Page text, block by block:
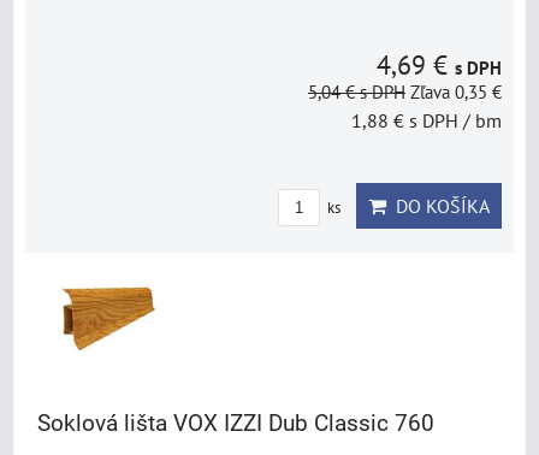
4,69 € s DPH
5,04 €s DPH Zľava 0,35 €
1,88 € s DPH / bm
ks DO KOŠÍKA
Soklová lišta VOX IZZI Dub Classic 760